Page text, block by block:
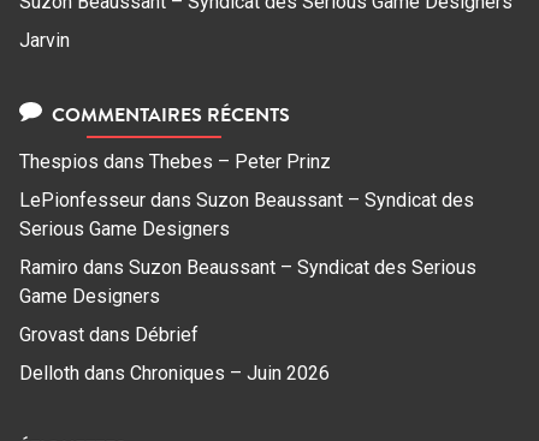
Jarvin
COMMENTAIRES RÉCENTS
Thespios dans Thebes – Peter Prinz
LePionfesseur dans Suzon Beaussant – Syndicat des
Serious Game Designers
Ramiro dans Suzon Beaussant – Syndicat des Serious
Game Designers
Grovast dans Débrief
Delloth dans Chroniques – Juin 2026